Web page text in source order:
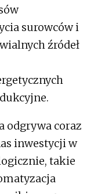
surowców i
źródeł
odgrywa coraz
inwestycji w
takie